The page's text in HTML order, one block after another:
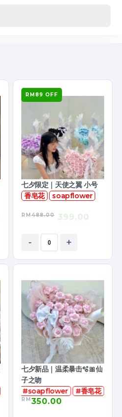
RM89 OFF
七夕限定｜天使之翼 小号
香皂花
soapflower
RM488.00 399.00
- +
七夕新品｜温柔暴击🫧🎀仙
子之吻
#soapflower
#香皂花
RM350.00